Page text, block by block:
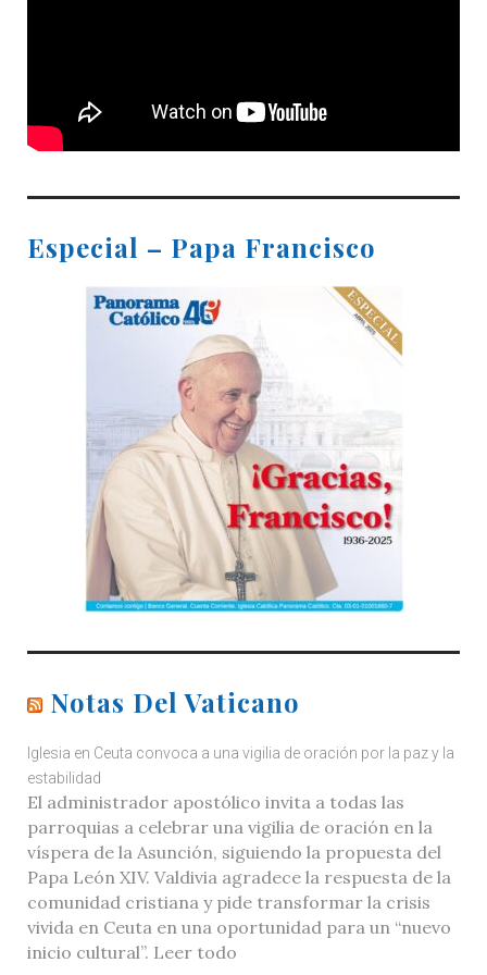
Especial – Papa Francisco
Notas Del Vaticano
Iglesia en Ceuta convoca a una vigilia de oración por la paz y la
estabilidad
El administrador apostólico invita a todas las
parroquias a celebrar una vigilia de oración en la
víspera de la Asunción, siguiendo la propuesta del
Papa León XIV. Valdivia agradece la respuesta de la
comunidad cristiana y pide transformar la crisis
vivida en Ceuta en una oportunidad para un “nuevo
inicio cultural”. Leer todo